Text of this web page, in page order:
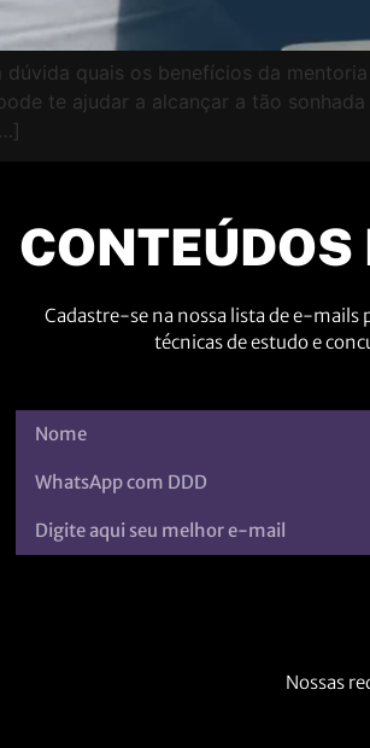
dúvida quais os benefícios da
te ajudar a alcançar a tão
Cadastre-se na nossa lista de e-mails
técnicas de estudo e
Nossas